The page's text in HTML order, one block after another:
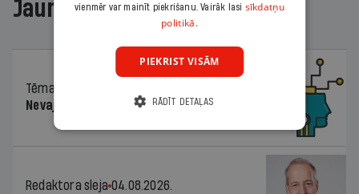
Jaunākajā žurnālā
Tēma
Nevajag baidīties!
Redaktora sleja 04.08.2026.
vienmēr var mainīt piekrišanu. Vairāk lasi sīkdatņu
politikā.
PIEKRIST VISĀM
RĀDĪT DETAĻAS